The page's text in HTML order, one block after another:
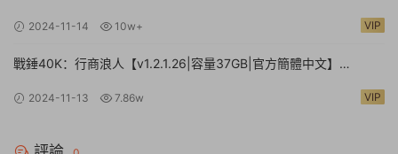
2024-11-14 10w+ VIP
戰錘40K：行商浪人【v1.2.1.26|容量37GB|官方簡體中文】
2024-11-13 7.86w VIP